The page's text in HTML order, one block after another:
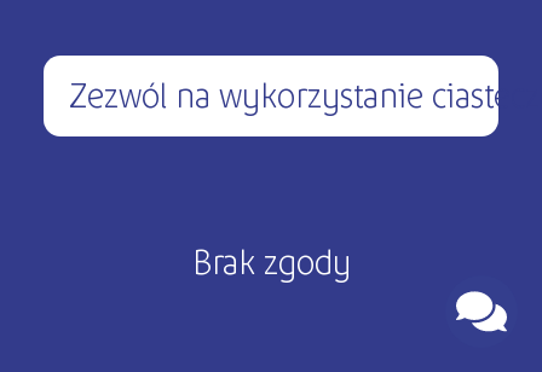
programy dla firm
Zezwól na wykorzystanie
Brak zgody